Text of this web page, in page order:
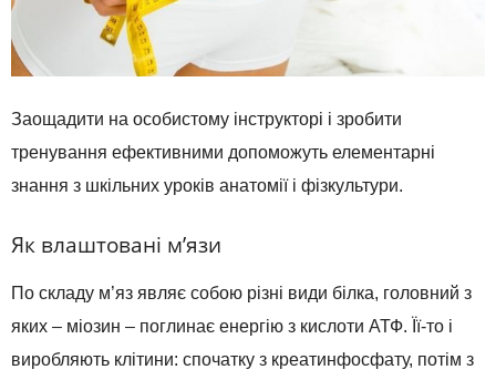
Заощадити на особистому інструкторі і зробити
тренування ефективними допоможуть елементарні
знання з шкільних уроків анатомії і фізкультури.
Як влаштовані м’язи
По складу м’яз являє собою різні види білка, головний з
яких – міозин – поглинає енергію з кислоти АТФ. Її-то і
виробляють клітини: спочатку з креатинфосфату, потім з